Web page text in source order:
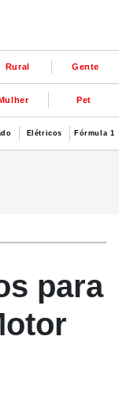
Rural Gente
Pet
Elétricos Fórmula 1
para